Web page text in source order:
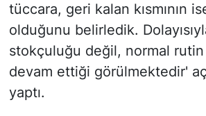
tüccara, geri kalan kısmının
olduğunu belirledik.
stokçuluğu değil, normal rutin
devam ettiği görülmektedir'
yaptı.